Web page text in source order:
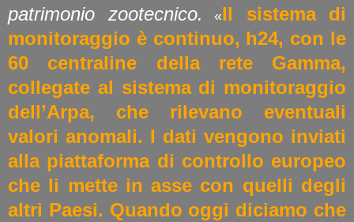
patrimonio zootecnico.
«Il sistema di
monitoraggio è continuo, h24, con le
60 centraline della rete Gamma,
collegate al sistema di monitoraggio
dell’Arpa, che rilevano eventuali
valori anomali. I dati vengono inviati
alla piattaforma di controllo europeo
che li mette in asse con quelli degli
altri Paesi. Quando oggi diciamo che